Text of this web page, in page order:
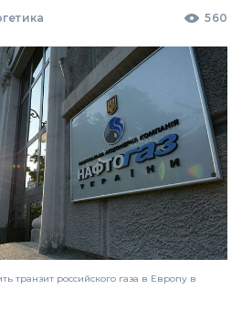
560
транзит российского газа в Европу в